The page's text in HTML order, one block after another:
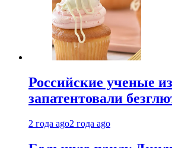
Российские ученые
запатентовали
2 года ago2 года ago